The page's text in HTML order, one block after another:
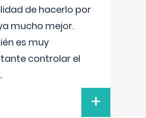
de hacerlo por
mucho mejor.
es muy
controlar el
+